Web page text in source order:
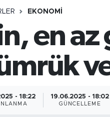
EKONOMI
en az
- 18:22 19.06.2025 - 18:02
GÜNCELLEME
ve Tarih